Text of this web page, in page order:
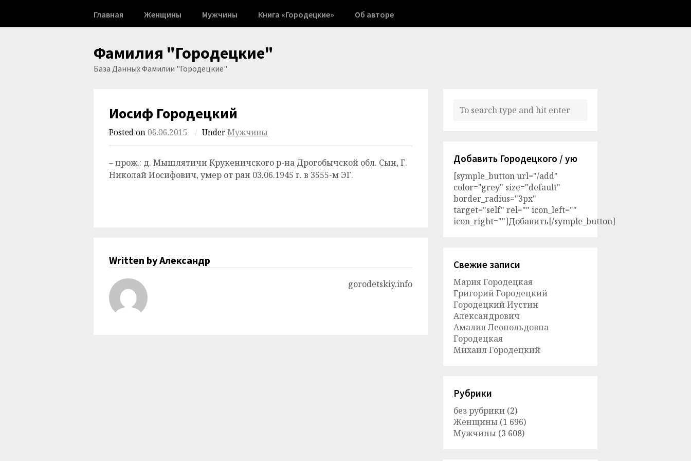
content
Главная Женщины Мужчины Книга «Городецкие» Об авторе
Фамилия "Городецкие"
База Данных Фамилии "Городецкие"
Иосиф Городецкий
Posted on06.06.2015 / UnderМужчины
– прож.: д. Мышлятичи Крукеничского р-на Дрогобычской обл. Сын, Г.
Николай Иосифович, умер от ран 03.06.1945 г. в 3555-м ЭГ.
Written by Александр
gorodetskiy.info
Добавить Городецкого / ую
[symple_button url="/add"
color="grey" size="default"
border_radius="3px"
target="self" rel="" icon_left=""
icon_right=""]Добавить[/symple_button]
Свежие записи
Мария Городецкая
Григорий Городецкий
Городецкий Иустин
Александрович
Амалия Леопольдовна
Городецкая
Михаил Городецкий
Рубрики
без рубрики (2)
Женщины (1 696)
Мужчины (3 608)